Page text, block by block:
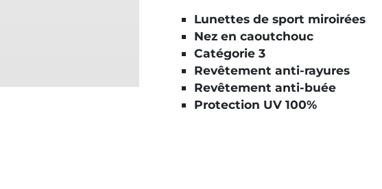
Lunettes de sport miroirées
Nez en caoutchouc
Catégorie 3
Revêtement anti-rayures
Revêtement anti-buée
Protection UV 100%